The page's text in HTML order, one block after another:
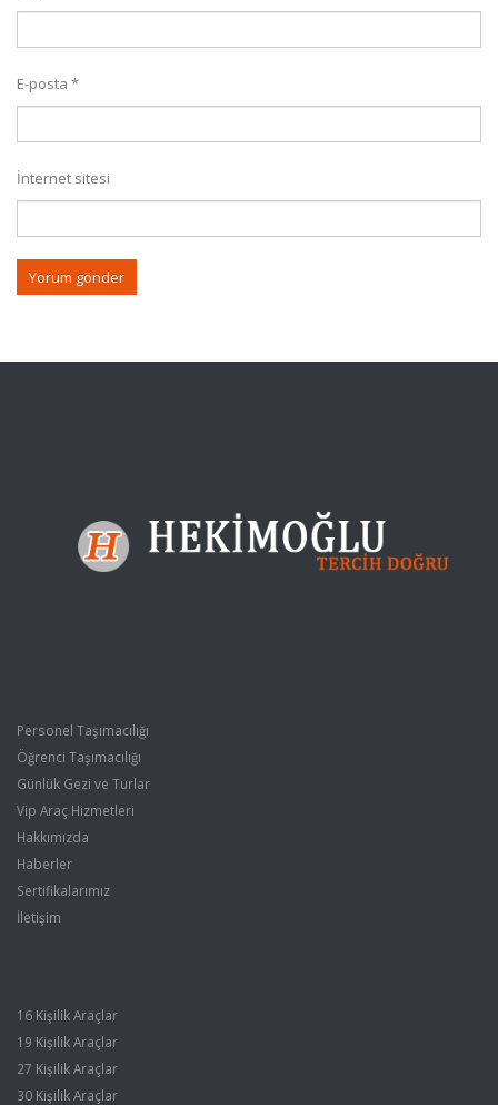
E-posta *
İnternet sitesi
Personel Taşımacılığı
Öğrenci Taşımacılığı
Günlük Gezi ve Turlar
Vip Araç Hizmetleri
Hakkımızda
Haberler
Sertifikalarımız
İletişim
16 Kişilik Araçlar
19 Kişilik Araçlar
27 Kişilik Araçlar
30 Kişilik Araçlar